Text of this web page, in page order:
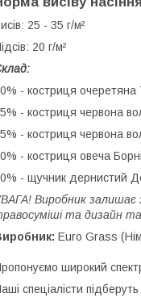
25 - 35 г/м²
20 г/м²
- костриця очеретяна
- костриця червона
- костриця червона
- костриця овеча
- щучник дернистий
Виробник залишає
та дизайн
Euro Grass
широкий
спеціалісти